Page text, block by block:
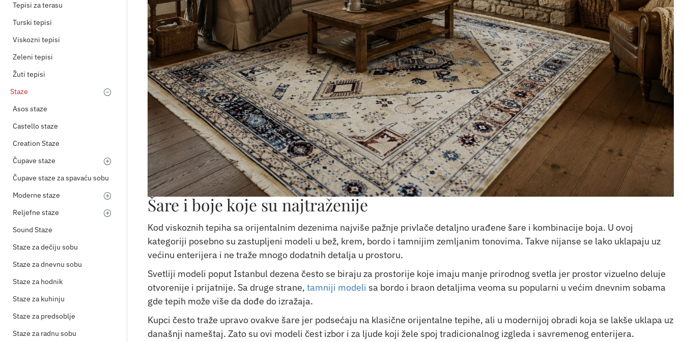
Tepisi za terasu
Turski tepisi
Viskozni tepisi
Zeleni tepisi
Žuti tepisi
Staze
Asos staze
Castello staze
Creation Staze
Čupave staze
Čupave staze za spavaću sobu
Moderne staze
Reljefne staze
Sound Staze
Staze za dečiju sobu
Staze za dnevnu sobu
Staze za hodnik
Staze za kuhinju
Staze za predsoblje
Staze za radnu sobu
Šare i boje koje su najtraženije
Kod viskoznih tepiha sa orijentalnim dezenima najviše pažnje privlače detaljno urađene šare i kombinacije boja. U ovoj
kategoriji posebno su zastupljeni modeli u bež, krem, bordo i tamnijim zemljanim tonovima. Takve nijanse se lako uklapaju uz
većinu enterijera i ne traže mnogo dodatnih detalja u prostoru.
Svetliji modeli poput Istanbul dezena često se biraju za prostorije koje imaju manje prirodnog svetla jer prostor vizuelno deluje
otvorenije i prijatnije. Sa druge strane, tamniji modeli sa bordo i braon detaljima veoma su popularni u većim dnevnim sobama
gde tepih može više da dođe do izražaja.
Kupci često traže upravo ovakve šare jer podsećaju na klasične orijentalne tepihe, ali u modernijoj obradi koja se lakše uklapa uz
današnji nameštaj. Zato su ovi modeli čest izbor i za ljude koji žele spoj tradicionalnog izgleda i savremenog enterijera.